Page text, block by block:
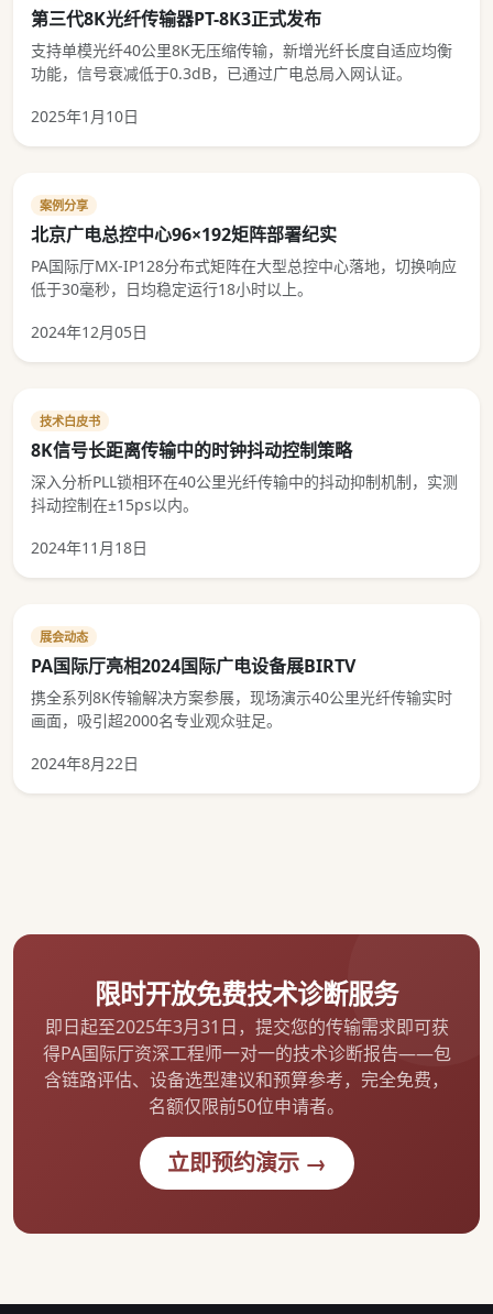
第三代8K光纤传输器PT-8K3正式发布
支持单模光纤40公里8K无压缩传输，新增光纤长度自适应均衡
功能，信号衰减低于0.3dB，已通过广电总局入网认证。
2025年1月10日
案例分享
北京广电总控中心96×192矩阵部署纪实
PA国际厅MX-IP128分布式矩阵在大型总控中心落地，切换响应
低于30毫秒，日均稳定运行18小时以上。
2024年12月05日
技术白皮书
8K信号长距离传输中的时钟抖动控制策略
深入分析PLL锁相环在40公里光纤传输中的抖动抑制机制，实测
抖动控制在±15ps以内。
2024年11月18日
展会动态
PA国际厅亮相2024国际广电设备展BIRTV
携全系列8K传输解决方案参展，现场演示40公里光纤传输实时
画面，吸引超2000名专业观众驻足。
2024年8月22日
限时开放免费技术诊断服务
即日起至2025年3月31日，提交您的传输需求即可获
得PA国际厅资深工程师一对一的技术诊断报告——包
含链路评估、设备选型建议和预算参考，完全免费，
名额仅限前50位申请者。
立即预约演示 →